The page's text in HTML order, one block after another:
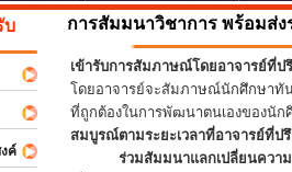
ค์
การสัมมนาวิชาการ พร้อมส่ง
เข้ารับการสัมภาษณ์โดยอาจารย์ที่
โดยอาจารย์จะสัมภาษณ์นักศึกษาทั
ที่ถูกต้องในการพัฒนาตนเองของนัก
สมบูรณ์ตามระยะเวลาที่อาจารย์ที่ป
ร่วมสัมมนาแลกเปลี่ยนความคิ